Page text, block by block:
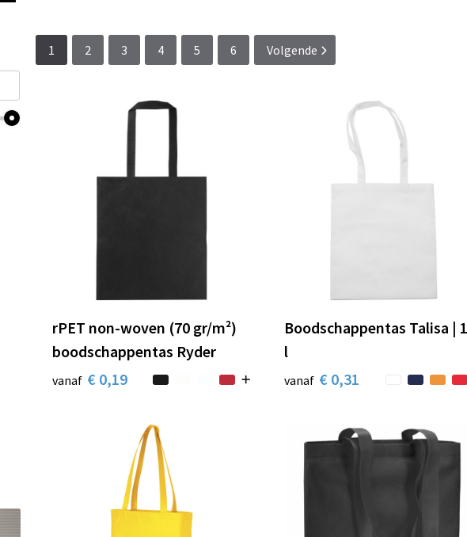
1 2 3 4 5 6 Volgende
rPET non-woven (70 gr/m²)
boodschappentas Ryder
vanaf € 0,19
Boodschappentas Talisa |
l
vanaf € 0,31